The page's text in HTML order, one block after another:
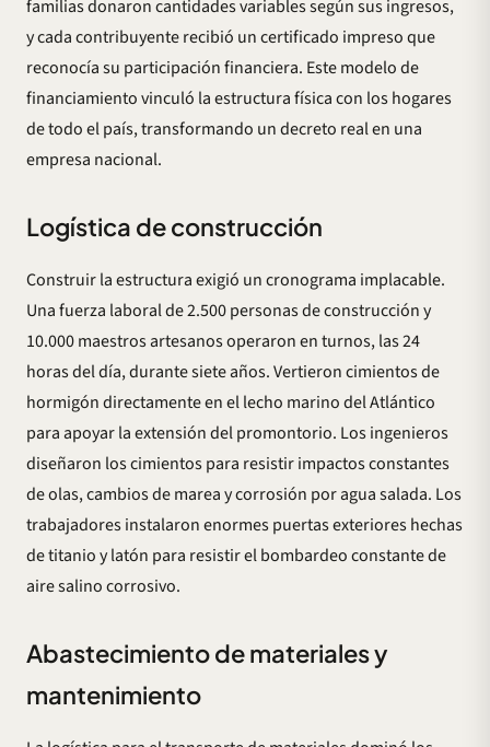
familias donaron cantidades variables según sus ingresos,
y cada contribuyente recibió un certificado impreso que
reconocía su participación financiera. Este modelo de
financiamiento vinculó la estructura física con los hogares
de todo el país, transformando un decreto real en una
empresa nacional.
Logística de construcción
Construir la estructura exigió un cronograma implacable.
Una fuerza laboral de 2.500 personas de construcción y
10.000 maestros artesanos operaron en turnos, las 24
horas del día, durante siete años. Vertieron cimientos de
hormigón directamente en el lecho marino del Atlántico
para apoyar la extensión del promontorio. Los ingenieros
diseñaron los cimientos para resistir impactos constantes
de olas, cambios de marea y corrosión por agua salada. Los
trabajadores instalaron enormes puertas exteriores hechas
de titanio y latón para resistir el bombardeo constante de
aire salino corrosivo.
Abastecimiento de materiales y
mantenimiento